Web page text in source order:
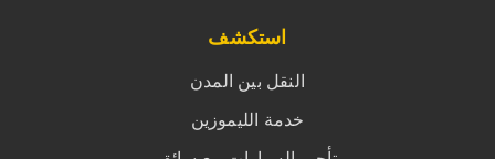
استكشف
النقل بين المدن
خدمة الليموزين